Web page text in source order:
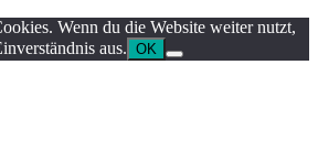
Wenn du die Website weiter nutzt,
aus. OK